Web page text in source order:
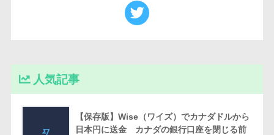
人気記事
【保存版】Wise（ワイズ）でカナダドルから
日本円に送金 カナダの銀行口座を閉じる前